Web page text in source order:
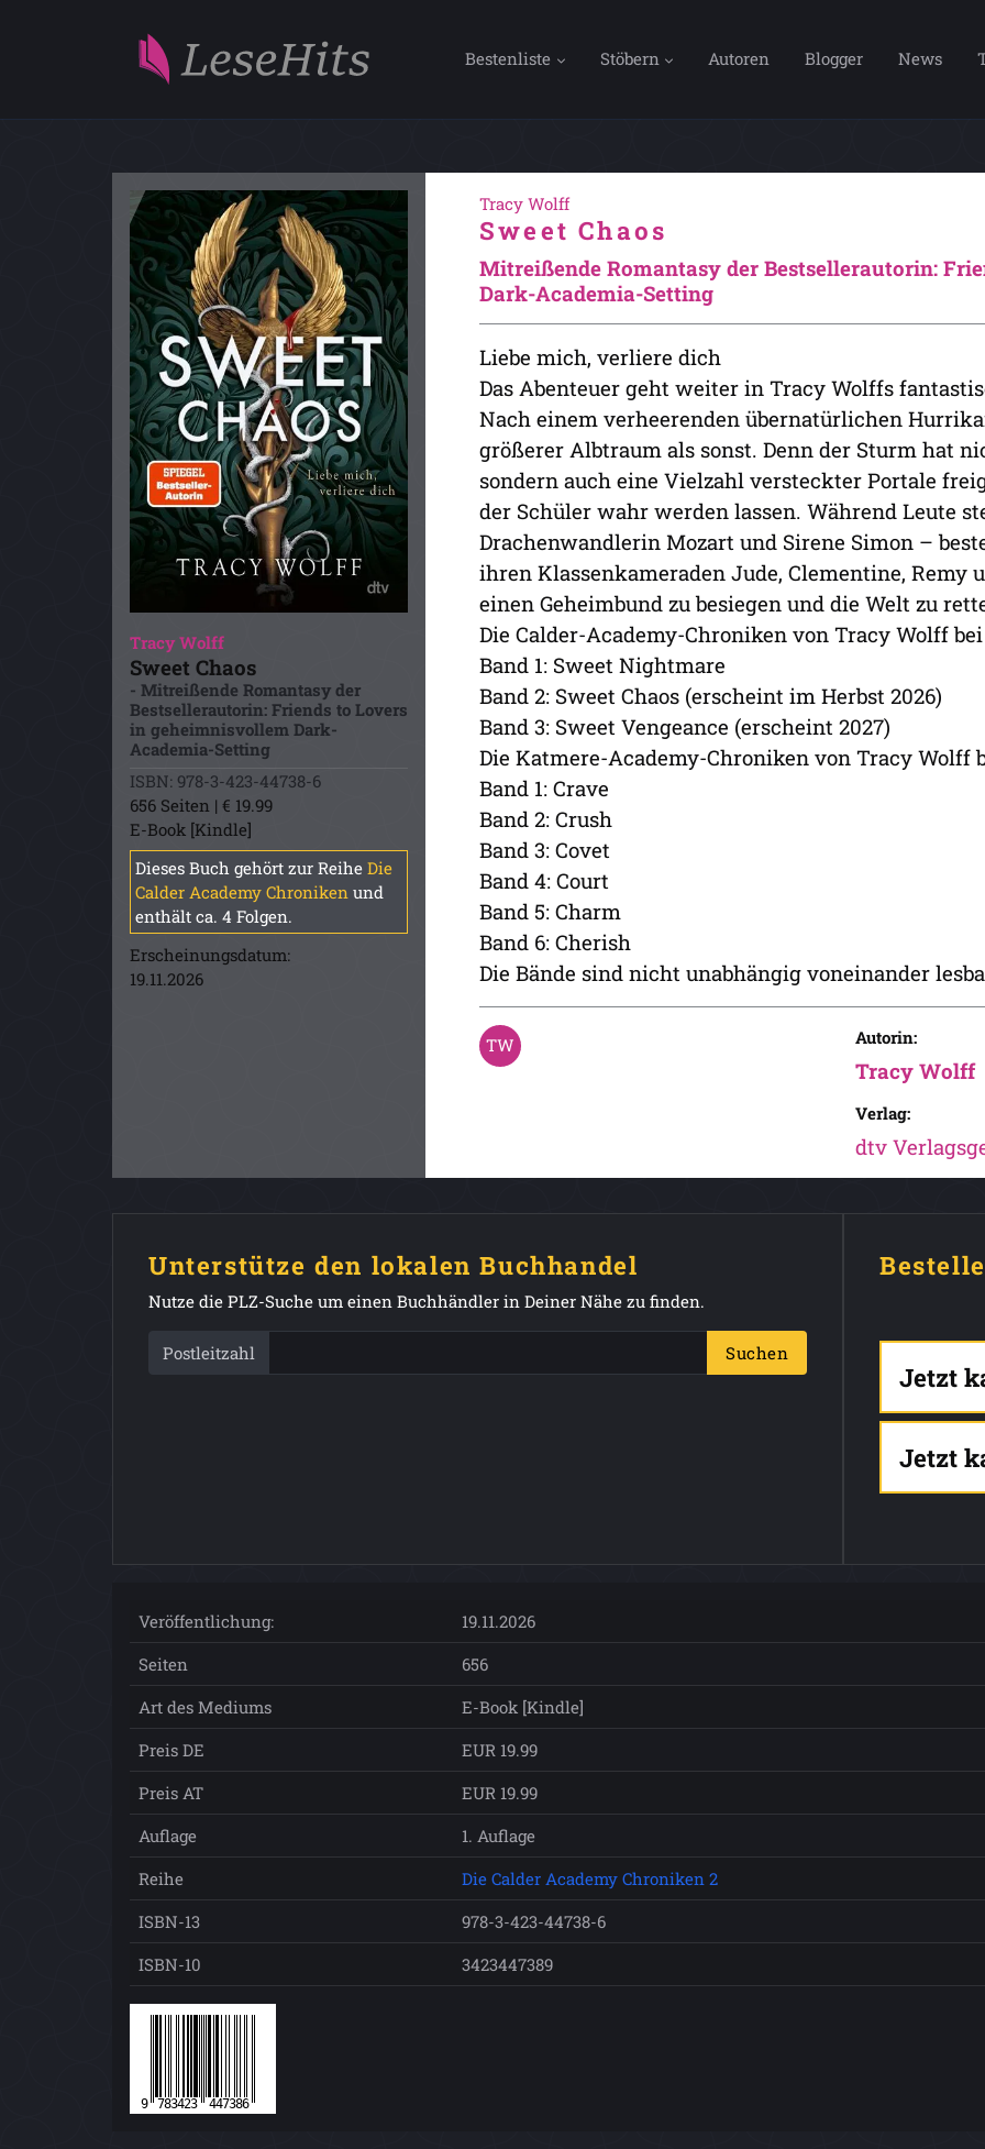
Bestenliste Stöbern Autoren Blogger News
Tracy Wolff
Sweet Chaos
- Mitreißende Romantasy der
Bestsellerautorin: Friends to Lovers
in geheimnisvollem Dark-
Academia-Setting
ISBN: 978-3-423-44738-6
656 Seiten | € 19.99
E-Book [Kindle]
Dieses Buch gehört zur Reihe Die
Calder Academy Chroniken und
enthält ca. 4 Folgen.
Erscheinungsdatum:
19.11.2026
Tracy Wolff
Sweet Chaos
Mitreißende Romantasy der Bestsellerautorin:
Dark-Academia-Setting
Liebe mich, verliere dich
Das Abenteuer geht weiter in Tracy Wolffs
Nach einem verheerenden übernatürlichen
größerer Albtraum als sonst. Denn der Sturm hat
sondern auch eine Vielzahl versteckter Portale
der Schüler wahr werden lassen. Während Leute
Drachenwandlerin Mozart und Sirene Simon –
ihren Klassenkameraden Jude, Clementine, Remy
einen Geheimbund zu besiegen und die Welt zu
Die Calder-Academy-Chroniken von Tracy Wolff
Band 1: Sweet Nightmare
Band 2: Sweet Chaos (erscheint im Herbst 2026)
Band 3: Sweet Vengeance (erscheint 2027)
Die Katmere-Academy-Chroniken von Tracy Wolff
Band 1: Crave
Band 2: Crush
Band 3: Covet
Band 4: Court
Band 5: Charm
Band 6: Cherish
Die Bände sind nicht unabhängig voneinander
Autorin:
Tracy Wolff
Verlag:
dtv
Unterstütze den lokalen Buchhandel
Nutze die PLZ-Suche um einen Buchhändler in Deiner Nähe zu finden.
Postleitzahl Suchen
Jetzt
Jetzt
Veröffentlichung:
19.11.2026
Seiten
656
Art des Mediums
E-Book [Kindle]
Preis DE
EUR 19.99
Preis AT
EUR 19.99
Auflage
1. Auflage
Reihe
Die Calder Academy Chroniken 2
ISBN-13
978-3-423-44738-6
ISBN-10
3423447389